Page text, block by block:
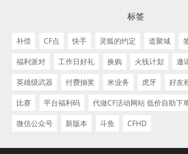
标签
补偿 CF点 快手 灵狐的约定 道聚城
福利派对
工作日好礼 换购 火线计划 邀
英雄级武器
付费抽奖 米业务 虎牙 好友
比赛
平台福利码 代做CF活动网站 低价自助下
微信公众号
新版本 斗鱼 CFHD